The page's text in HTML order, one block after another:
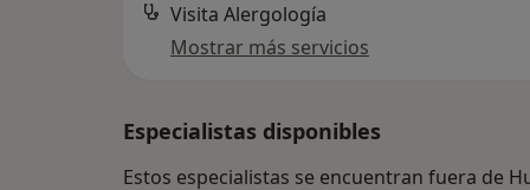
Visita Alergología
Mostrar más servicios
Especialistas disponibles
Estos especialistas se encuentran fuera de